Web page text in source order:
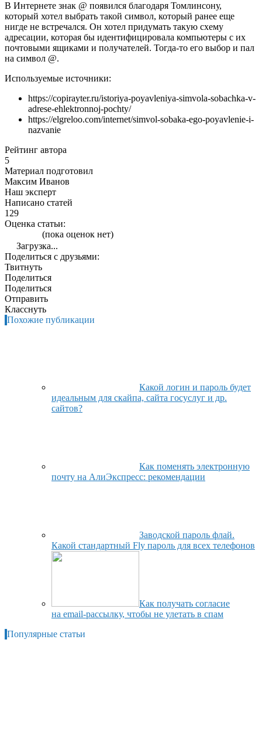
В Интернете знак @ появился благодаря Томлинсону,
который хотел выбрать такой символ, который ранее еще
нигде не встречался. Он хотел придумать такую схему
адресации, которая бы идентифицировала компьютеры с их
почтовыми ящиками и получателей. Тогда-то его выбор и пал
на символ @.
Используемые источники:
https://copirayter.ru/istoriya-poyavleniya-simvola-sobachka-v-
adrese-ehlektronnoj-pochty/
https://elgreloo.com/internet/simvol-sobaka-ego-poyavlenie-i-
nazvanie
Рейтинг автора
5
Материал подготовил
Максим Иванов
Наш эксперт
Написано статей
129
Оценка статьи:
(пока оценок нет)
Загрузка...
Поделиться с друзьями:
Твитнуть
Поделиться
Поделиться
Отправить
Класснуть
Похожие публикации
Какой логин и пароль будет
идеальным для скайпа, сайта госуслуг и др.
сайтов?
Как поменять электронную
почту на АлиЭкспресс: рекомендации
Заводской пароль флай.
Какой стандартный Fly пароль для всех телефонов
Как получать согласие
на email-рассылку, чтобы не улетать в спам
Популярные статьи